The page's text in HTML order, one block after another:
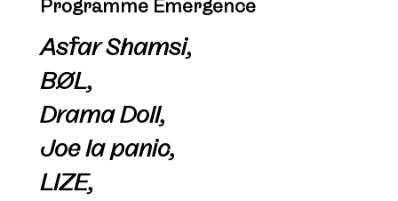
Programme Emergence
Asfar Shamsi,
BØL,
Drama Doll,
Joe la panic,
LIZE,